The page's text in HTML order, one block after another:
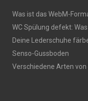
Was ist das WebM-
WC Spülung defekt:
Deine Lederschuhe
Senso-Gussboden
Verschiedene Arten von